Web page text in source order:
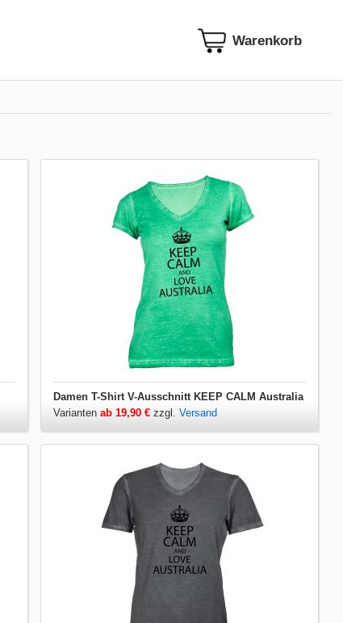
Damen T-Shirt V-Ausschnitt KEEP CALM Australia
Variantenab 19,90 € zzgl.Versand